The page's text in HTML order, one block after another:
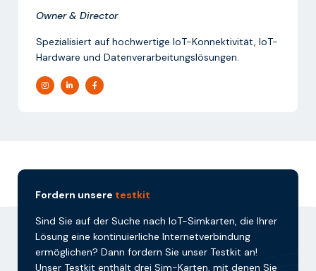
Owner & Director
Spezialisiert auf hochwertige IoT-Konnektivität, IoT-
Hardware und Datenverarbeitungslösungen.
Fordern unsere testkit
Sind Sie auf der Suche nach IoT-Simkarten, die Ihrer
Lösung eine kontinuierliche Internetverbindung
ermöglichen? Dann fordern Sie unser Testkit an!
Unser Testkit enthält drei Sim-Karten, mit denen Sie